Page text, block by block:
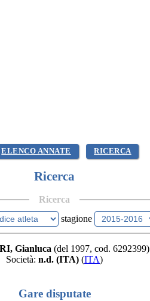
ELENCO ANNATE RICERCA
Ricerca
Ricerca
stagione
Gianluca (del 1997, cod. 6292399)
Società: n.d. (ITA) (ITA)
Gare disputate